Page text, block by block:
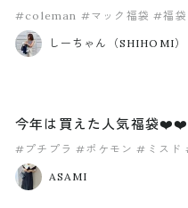
#coleman #マック福袋 #福袋
しーちゃん（SHIHOMI）
今年は買えた人気福袋❤️❤️
#プチプラ #ポケモン #ミスド
ASAMI